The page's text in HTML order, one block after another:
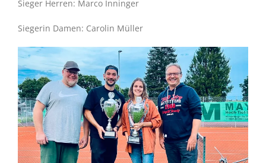
Sieger Herren: Marco Inninger
Siegerin Damen: Carolin Müller